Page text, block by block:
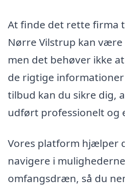
At finde det rette firma
Nørre Vilstrup kan
men det behøver ikke
de rigtige
tilbud kan du sikre dig,
udført professionelt og
Vores platform hjælper
navigere i
omfangsdræn, så du